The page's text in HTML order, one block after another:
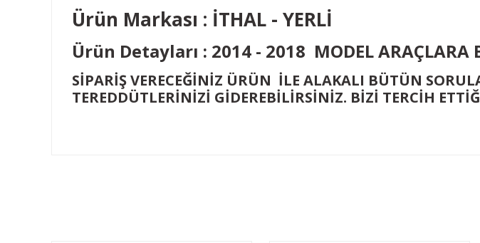
Ürün Markası : İTHAL - YERLİ
Ürün Detayları : 2014 - 2018 MODEL ARAÇLARA
SİPARİŞ VERECEĞİNİZ ÜRÜN İLE ALAKALI BÜTÜN
TEREDDÜTLERİNİZİ GİDEREBİLİRSİNİZ. BİZİ TERCİH